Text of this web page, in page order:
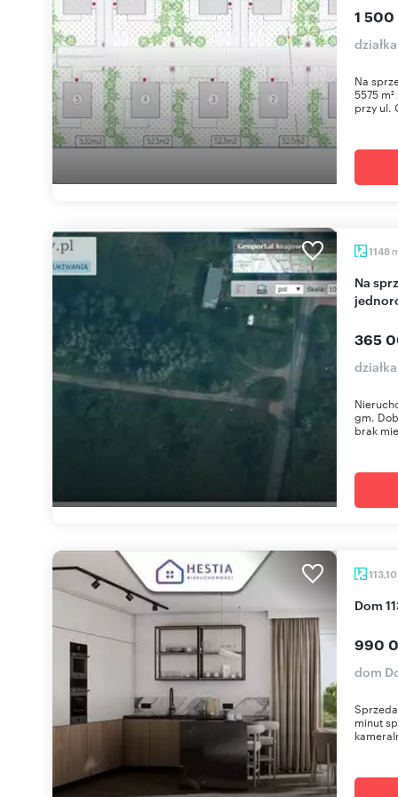
1 500
Na
5575
przy ul.
1148
Na sprzedaż działka 1148 m² pod zabudowę
365
gm.
brak
113,10
Dom
990
dom
minut